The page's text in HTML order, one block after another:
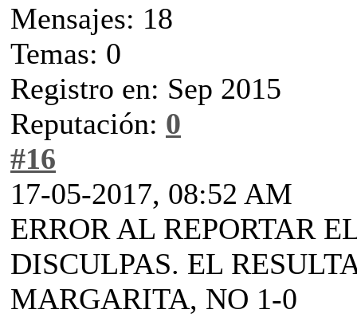
Mensajes: 18
Temas: 0
Registro en: Sep 2015
Reputación: 0
#16
17-05-2017, 08:52 AM
ERROR AL REPORTAR
DISCULPAS. EL
MARGARITA, NO 1-0